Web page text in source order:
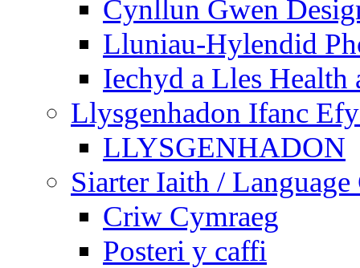
Cynllun Gwen
Lluniau-Hylendid
Iechyd a Lles Health
Llysgenhadon Ifanc
LLYSGENHADON
Siarter Iaith / Language
Criw Cymraeg
Posteri y caffi